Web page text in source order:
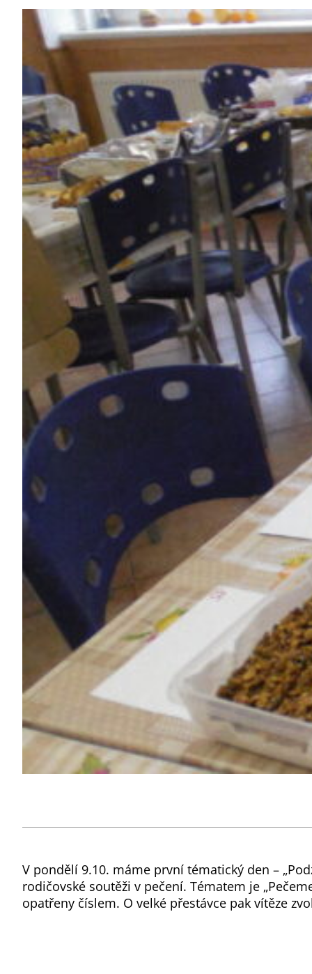
V pondělí 9.10. máme první tématický den –
rodičovské soutěži v pečení. Tématem je
opatřeny číslem. O velké přestávce pak vítěze